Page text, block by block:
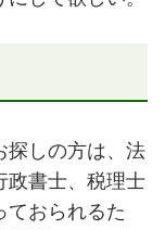
探しの方は、法
政書士、税理士
ておられるた